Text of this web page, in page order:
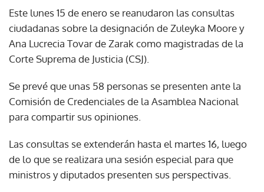
Este lunes 15 de enero se reanudaron las consultas
ciudadanas sobre la designación de Zuleyka Moore y
Ana Lucrecia Tovar de Zarak como magistradas de la
Corte Suprema de Justicia (CSJ).
Se prevé que unas 58 personas se presenten ante la
Comisión de Credenciales de la Asamblea Nacional
para compartir sus opiniones.
Las consultas se extenderán hasta el martes 16, luego
de lo que se realizara una sesión especial para que
ministros y diputados presenten sus perspectivas.